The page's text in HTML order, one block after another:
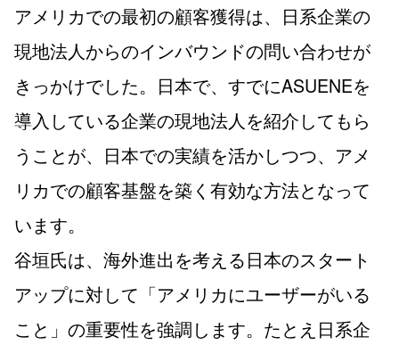
アメリカでの最初の顧客獲得は、日系企業の
現地法人からのインバウンドの問い合わせが
きっかけでした。日本で、すでにASUENEを
導入している企業の現地法人を紹介してもら
うことが、日本での実績を活かしつつ、アメ
リカでの顧客基盤を築く有効な方法となって
います。
谷垣氏は、海外進出を考える日本のスタート
アップに対して「アメリカにユーザーがいる
こと」の重要性を強調します。たとえ日系企